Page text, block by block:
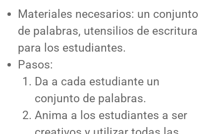
Materiales necesarios: un conjunto
de palabras, utensilios de escritura
para los estudiantes.
Pasos:
Da a cada estudiante un
conjunto de palabras.
Anima a los estudiantes a ser